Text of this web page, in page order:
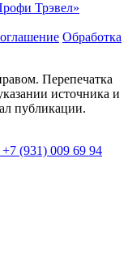
Трэвeл»
Обработка
Перепечатка
источника и
публикации.
+7 (931) 009 69 94